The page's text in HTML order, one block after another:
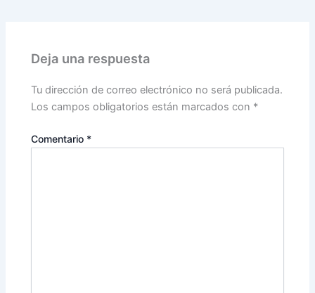
Deja una respuesta
Tu dirección de correo electrónico no será publicada.
Los campos obligatorios están marcados con *
Comentario *